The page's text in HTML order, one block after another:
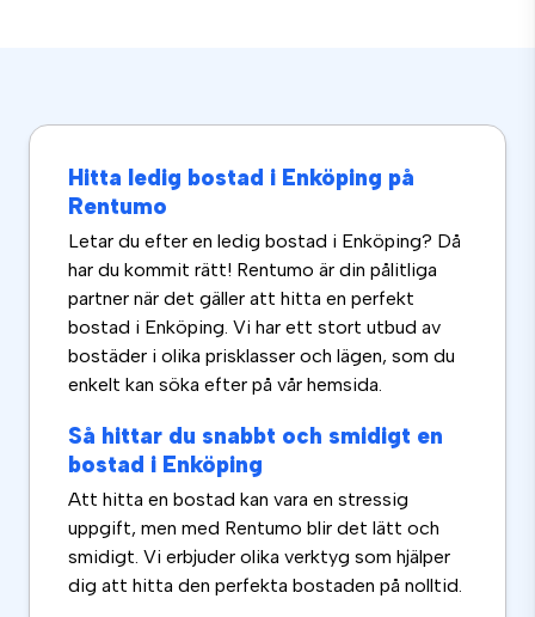
Hitta ledig bostad i Enköping på
Rentumo
Letar du efter en ledig bostad i Enköping? Då
har du kommit rätt! Rentumo är din pålitliga
partner när det gäller att hitta en perfekt
bostad i Enköping. Vi har ett stort utbud av
bostäder i olika prisklasser och lägen, som du
enkelt kan söka efter på vår hemsida.
Så hittar du snabbt och smidigt en
bostad i Enköping
Att hitta en bostad kan vara en stressig
uppgift, men med Rentumo blir det lätt och
smidigt. Vi erbjuder olika verktyg som hjälper
dig att hitta den perfekta bostaden på nolltid.